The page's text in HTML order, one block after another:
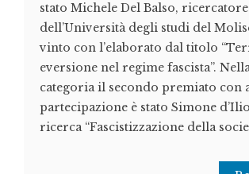
stato Michele Del Balso, ricercatore
dell’Università degli studi del
vinto con l’elaborato dal titolo
eversione nel regime fascista”.
categoria il secondo premiato con
partecipazione è stato Simone
ricerca “Fascistizzazione della